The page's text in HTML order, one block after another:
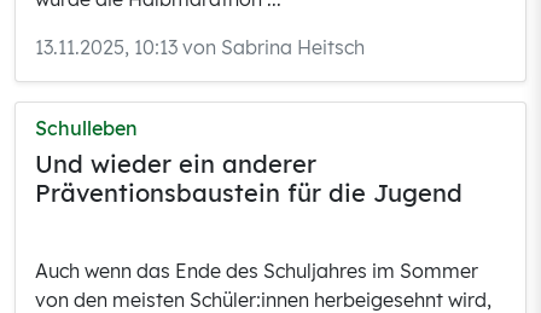
13.11.2025, 10:13 von Sabrina Heitsch
Schulleben
Und wieder ein anderer
Präventionsbaustein für die Jugend
Auch wenn das Ende des Schuljahres im Sommer
von den meisten Schüler:innen herbeigesehnt wird,